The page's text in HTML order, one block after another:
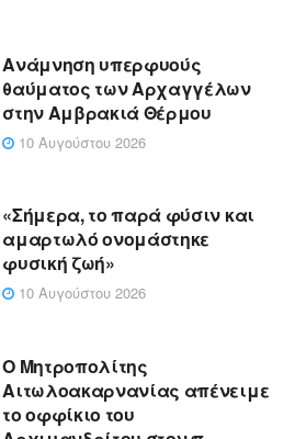
Ανάμνηση υπερφυούς
θαύματος των Αρχαγγέλων
στην Αμβρακιά Θέρμου
10 Αυγούστου 2026
«Σήμερα, το παρά φύσιν και
αμαρτωλό ονομάστηκε
φυσική ζωή»
10 Αυγούστου 2026
Ο Μητροπολίτης
Αιτωλοακαρνανίας απένειμε
το οφφίκιο του